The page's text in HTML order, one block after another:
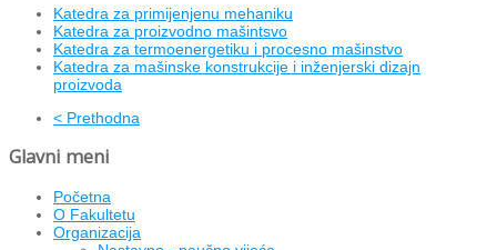
Katedra za primijenjenu mehaniku
Katedra za proizvodno mašintsvo
Katedra za termoenergetiku i procesno mašinstvo
Katedra za mašinske konstrukcije i inženjerski dizajn
proizvoda
< Prethodna
Glavni meni
Početna
O Fakultetu
Organizacija